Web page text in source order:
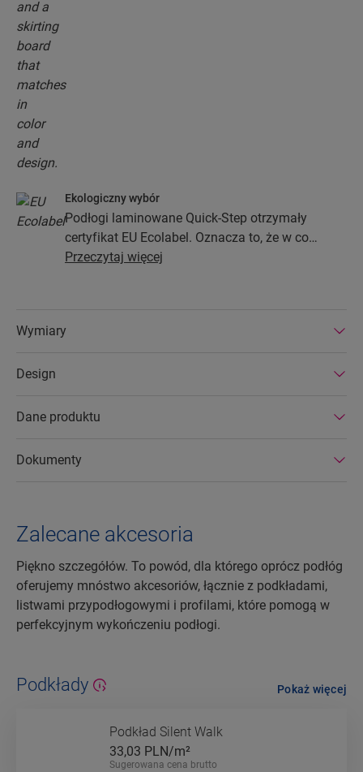
Ekologiczny wybór
Podłogi laminowane Quick-Step otrzymały
certyfikat EU Ecolabel. Oznacza to, że w co
najmniej 80% zostały wykonane z drewna
fabrykach. Podłogi laminowane Quick-Step
usuwać.
Przeczytaj więcej
Wymiary
Design
Dane produktu
Dokumenty
Zalecane akcesoria
Piękno szczegółów. To powód, dla którego oprócz podłóg
oferujemy mnóstwo akcesoriów, łącznie z podkładami,
listwami przypodłogowymi i profilami, które pomogą w
perfekcyjnym wykończeniu podłogi.
Podkłady
Podkład Silent Walk
33,03 PLN/m²
Sugerowana cena brutto
Pokaż więcej